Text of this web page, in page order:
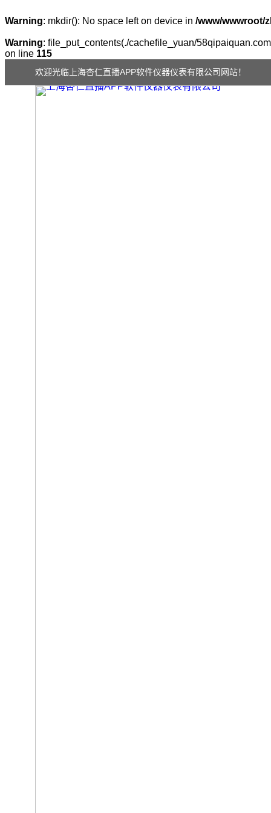
Warning: mkdir(): No space left on device in /www/wwwroot/
Warning: file_put_contents(./cachefile_yuan/
on line 115
欢迎光临上海杏仁直播APP软件仪器仪表有限公司网站！